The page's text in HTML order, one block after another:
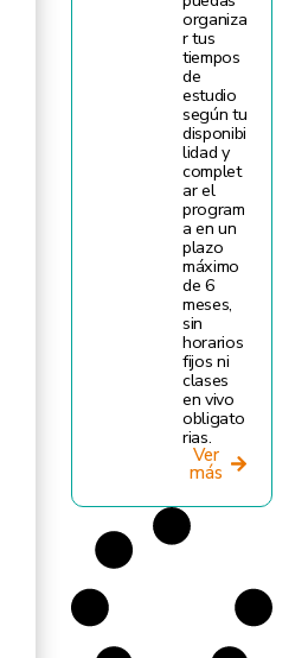
organiza
r tus
tiempos
de
estudio
según tu
disponibi
lidad y
complet
ar el
program
a en un
plazo
máximo
de 6
meses,
sin
horarios
fijos ni
clases
en vivo
obligato
rias.
Ver
más